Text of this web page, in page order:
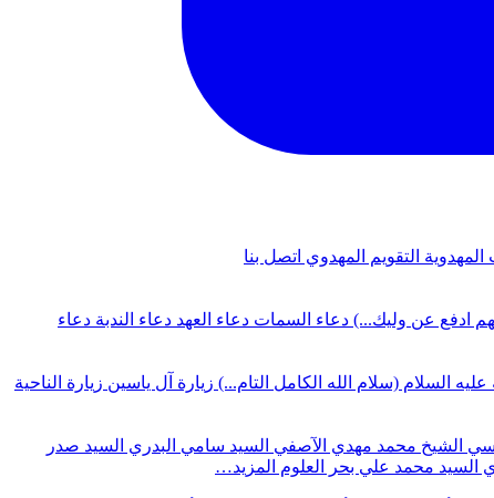
المهدوية التقويم المهدوي اتصل بنا
ادفع عن وليك...) دعاء السمات دعاء العهد دعاء الندبة دعاء
عليه السلام (سلام الله الكامل التام...) زيارة آل ياسين زيارة الناحية
الشيخ محمد مهدي الآصفي السيد سامي البدري السيد صدر
السيد محمد علي بحر العلوم المزيد…